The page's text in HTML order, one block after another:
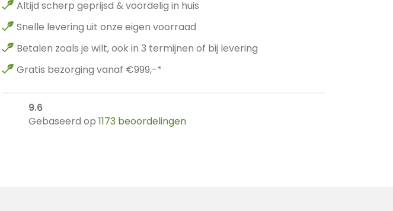
Altijd scherp geprijsd & voordelig in huis
Snelle levering uit onze eigen voorraad
Betalen zoals je wilt, ook in 3 termijnen of bij levering
Gratis bezorging vanaf €999,-*
9.6
Gebaseerd op 1173 beoordelingen